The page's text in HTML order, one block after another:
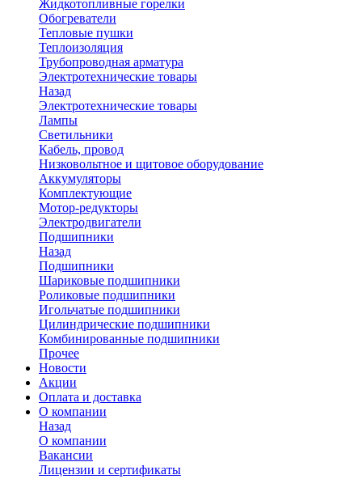
Жидкотопливные горелки
Обогреватели
Тепловые пушки
Теплоизоляция
Трубопроводная арматура
Электротехнические товары
Назад
Электротехнические товары
Лампы
Светильники
Кабель, провод
Низковольтное и щитовое оборудование
Аккумуляторы
Комплектующие
Мотор-редукторы
Электродвигатели
Подшипники
Назад
Подшипники
Шариковые подшипники
Роликовые подшипники
Игольчатые подшипники
Цилиндрические подшипники
Комбинированные подшипники
Прочее
Новости
Акции
Оплата и доставка
О компании
Назад
О компании
Вакансии
Лицензии и сертификаты